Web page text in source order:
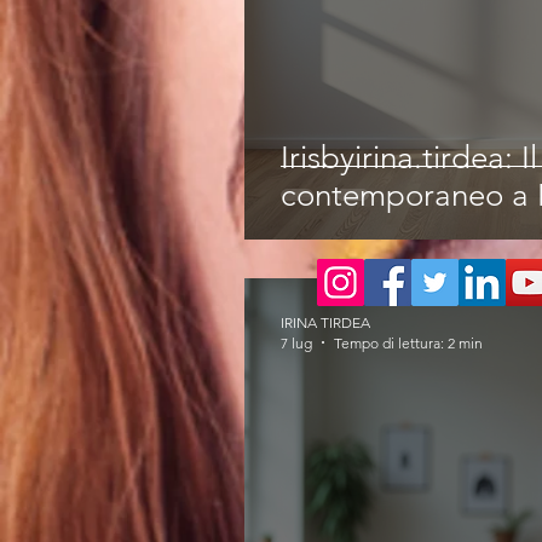
Irisbyirina.tirdea:
contemporaneo a
IRINA TIRDEA
7 lug
Tempo di lettura: 2 min